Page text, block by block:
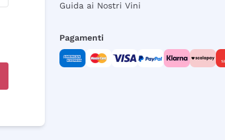
Guida ai Nostri Vini
Pagamenti